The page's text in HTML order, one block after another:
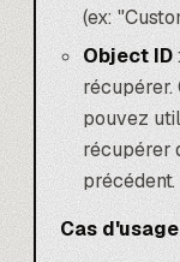
(ex:
Object ID
récupérer.
pouvez
récupérer
précédent.
Cas